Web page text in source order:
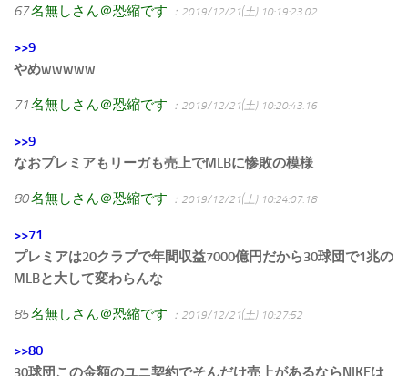
67名無しさん＠恐縮です ：2019/12/21(土) 10:19:23.02
>>9
やめwwwww
71名無しさん＠恐縮です ：2019/12/21(土) 10:20:43.16
>>9
なおプレミアもリーガも売上でMLBに惨敗の模様
80名無しさん＠恐縮です ：2019/12/21(土) 10:24:07.18
>>71
プレミアは20クラブで年間収益7000億円だから30球団で1兆の
MLBと大して変わらんな
85名無しさん＠恐縮です ：2019/12/21(土) 10:27:52
>>80
30球団この金額のユニ契約でそんだけ売上があるならNIKEは